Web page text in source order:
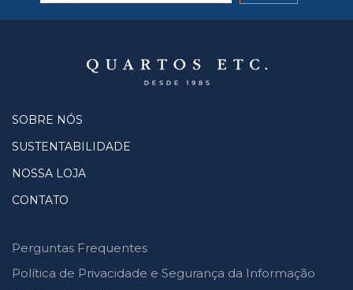
SOBRE NÓS
SUSTENTABILIDADE
NOSSA LOJA
CONTATO
Perguntas Frequentes
Política de Privacidade e Segurança da Informação